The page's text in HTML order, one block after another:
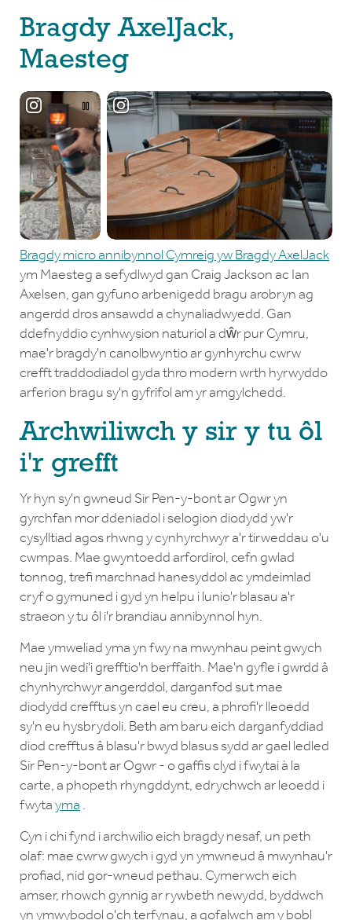
Bragdy AxelJack,
Maesteg
Bragdy micro annibynnol Cymreig yw Bragdy AxelJack
ym Maesteg a sefydlwyd gan Craig Jackson ac Ian
Axelsen, gan gyfuno arbenigedd bragu arobryn ag
angerdd dros ansawdd a chynaliadwyedd. Gan
ddefnyddio cynhwysion naturiol a dŵr pur Cymru,
mae'r bragdy'n canolbwyntio ar gynhyrchu cwrw
crefft traddodiadol gyda thro modern wrth hyrwyddo
arferion bragu sy'n gyfrifol am yr amgylchedd.
Archwiliwch y sir y tu ôl
i'r grefft
Yr hyn sy'n gwneud Sir Pen-y-bont ar Ogwr yn
gyrchfan mor ddeniadol i selogion diodydd yw'r
cysylltiad agos rhwng y cynhyrchwyr a'r tirweddau o'u
cwmpas. Mae gwyntoedd arfordirol, cefn gwlad
tonnog, trefi marchnad hanesyddol ac ymdeimlad
cryf o gymuned i gyd yn helpu i lunio'r blasau a'r
straeon y tu ôl i'r brandiau annibynnol hyn.
Mae ymweliad yma yn fwy na mwynhau peint gwych
neu jin wedi'i grefftio'n berffaith. Mae'n gyfle i gwrdd â
chynhyrchwyr angerddol, darganfod sut mae
diodydd crefftus yn cael eu creu, a phrofi'r lleoedd
sy'n eu hysbrydoli. Beth am baru eich darganfyddiad
diod crefftus â blasu'r bwyd blasus sydd ar gael ledled
Sir Pen-y-bont ar Ogwr - o gaffis clyd i fwytai à la
carte, a phopeth rhyngddynt, edrychwch ar leoedd i
fwytayma .
Cyn i chi fynd i archwilio eich bragdy nesaf, un peth
olaf: mae cwrw gwych i gyd yn ymwneud â mwynhau'r
profiad, nid gor-wneud pethau. Cymerwch eich
amser, rhowch gynnig ar rywbeth newydd, byddwch
yn ymwybodol o'ch terfynau, a gofalwch am y bobl